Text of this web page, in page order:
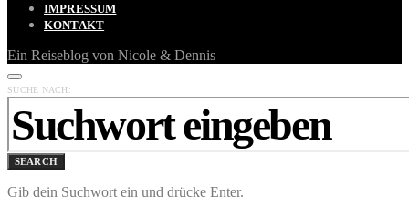
IMPRESSUM
KONTAKT
Ein Reiseblog von Nicole & Dennis
SUCHE NACH:
SEARCH
Gib dein Suchwort ein und drücke Enter.